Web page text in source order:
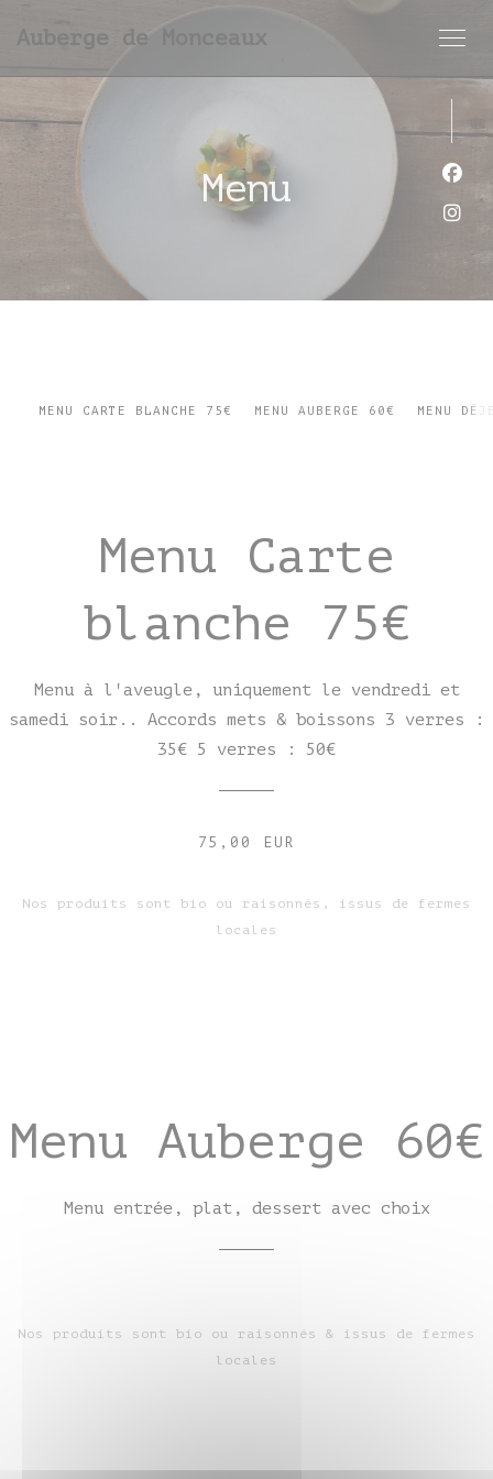
Auberge de Monceaux
Menu
MENU CARTE BLANCHE 75€ MENU AUBERGE 60€ MENU
Menu Carte
blanche 75€
Menu à l'aveugle, uniquement le vendredi et
samedi soir.. Accords mets & boissons 3 verres :
35€ 5 verres : 50€
75,00 EUR
Nos produits sont bio ou raisonnés, issus de fermes
locales
Menu Auberge 60€
Menu entrée, plat, dessert avec choix
Nos produits sont bio ou raisonnés & issus de fermes
locales